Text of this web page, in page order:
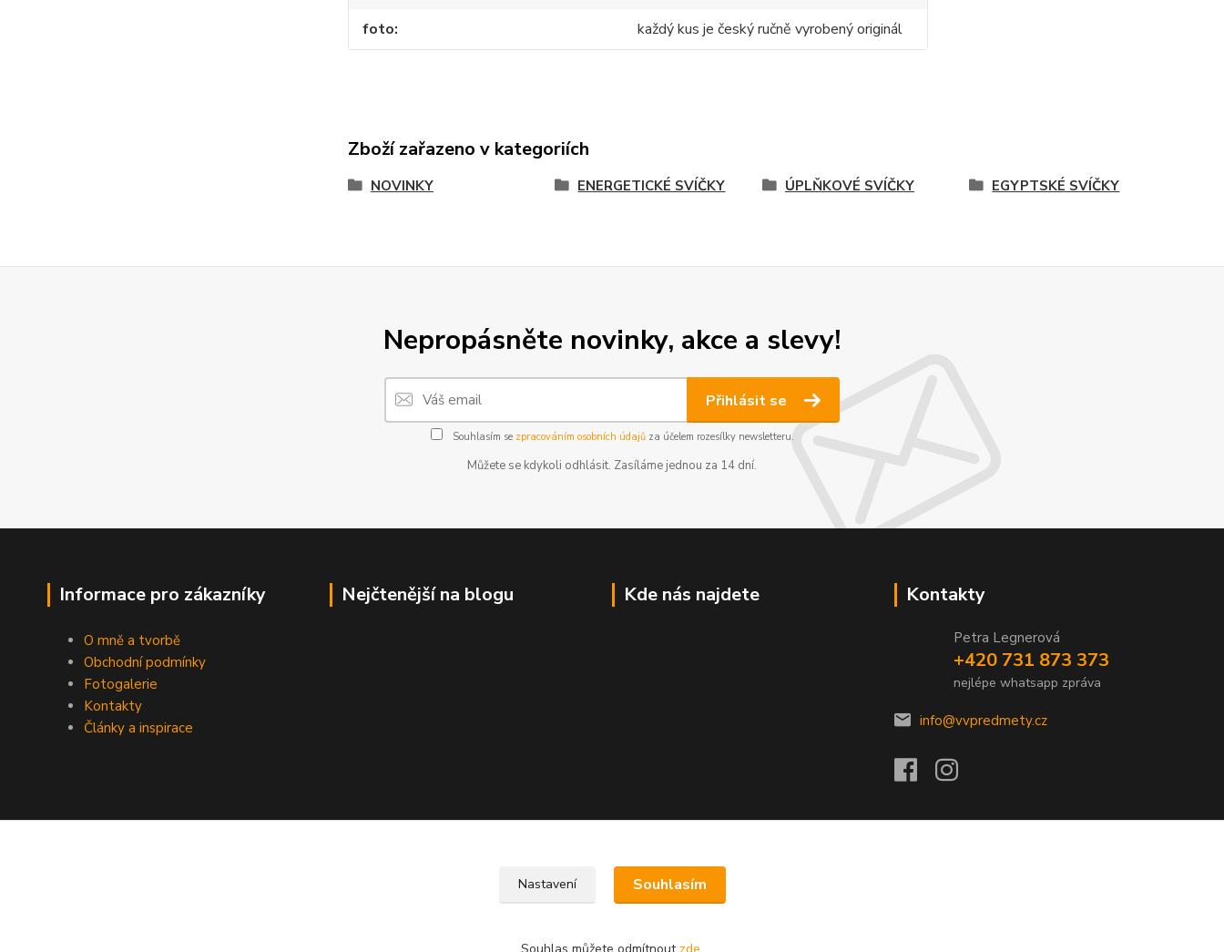
foto
každý kus je český ručně vyrobený originál
Zboží zařazeno v kategoriích
NOVINKY ENERGETICKÉ SVÍČKY ÚPLŇKOVÉ SVÍČKY EGYPTSKÉ SVÍČKY
Nepropásněte novinky, akce a slevy!
Přihlásit se
Souhlasím se zpracováním osobních údajůza účelem rozesílky newsletteru.
Můžete se kdykoli odhlásit. Zasíláme jednou za 14 dní.
Informace pro zákazníky
O mně a tvorbě
Obchodní podmínky
Fotogalerie
Kontakty
Články a inspirace
Nejčtenější na blogu Kde nás najdete Kontakty
Petra Legnerová
+420 731 873 373
nejlépe whatsapp zpráva
info@vvpredmety.cz
Nastavení Souhlasím